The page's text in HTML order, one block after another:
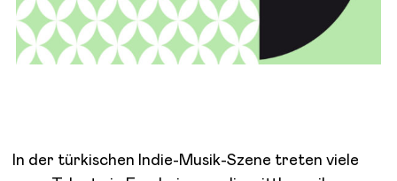
In der türkischen Indie-Musik-Szene treten viele